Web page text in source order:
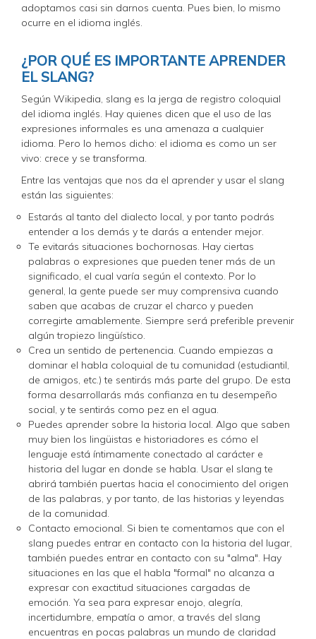
adoptamos casi sin darnos cuenta. Pues bien, lo mismo
ocurre en el idioma inglés.
¿POR QUÉ ES IMPORTANTE APRENDER
EL SLANG?
Según Wikipedia, slang es la jerga de registro coloquial
del idioma inglés. Hay quienes dicen que el uso de las
expresiones informales es una amenaza a cualquier
idioma. Pero lo hemos dicho: el idioma es como un ser
vivo: crece y se transforma.
Entre las ventajas que nos da el aprender y usar el slang
están las siguientes:
Estarás al tanto del dialecto local, y por tanto podrás
entender a los demás y te darás a entender mejor.
Te evitarás situaciones bochornosas. Hay ciertas
palabras o expresiones que pueden tener más de un
significado, el cual varía según el contexto. Por lo
general, la gente puede ser muy comprensiva cuando
saben que acabas de cruzar el charco y pueden
corregirte amablemente. Siempre será preferible prevenir
algún tropiezo lingüístico.
Crea un sentido de pertenencia. Cuando empiezas a
dominar el habla coloquial de tu comunidad (estudiantil,
de amigos, etc.) te sentirás más parte del grupo. De esta
forma desarrollarás más confianza en tu desempeño
social, y te sentirás como pez en el agua.
Puedes aprender sobre la historia local. Algo que saben
muy bien los lingüistas e historiadores es cómo el
lenguaje está íntimamente conectado al carácter e
historia del lugar en donde se habla. Usar el slang te
abrirá también puertas hacia el conocimiento del origen
de las palabras, y por tanto, de las historias y leyendas
de la comunidad.
Contacto emocional. Si bien te comentamos que con el
slang puedes entrar en contacto con la historia del lugar,
también puedes entrar en contacto con su "alma". Hay
situaciones en las que el habla "formal" no alcanza a
expresar con exactitud situaciones cargadas de
emoción. Ya sea para expresar enojo, alegría,
incertidumbre, empatía o amor, a través del slang
encuentras en pocas palabras un mundo de claridad